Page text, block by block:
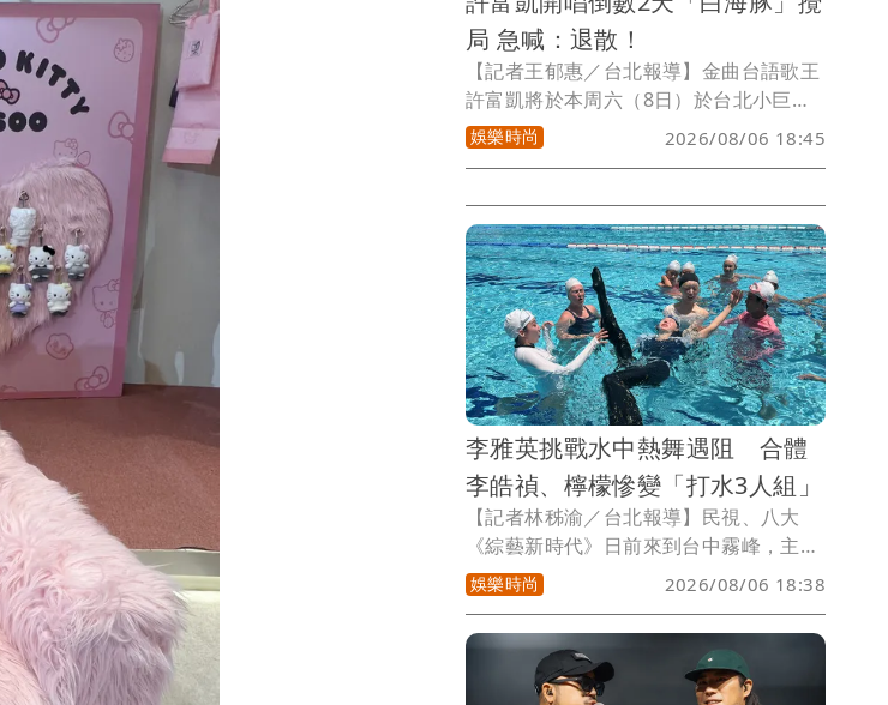
局 急喊：退散！
【記者王郁惠／台北報導】金曲台語歌王
許富凱將於本周六（8日）於台北小巨蛋
舉辦《一五一拾》演唱會，開唱倒數2天
他積極投入最後彩排，同時也緊盯颱風動
氣，笑說：「白海豚退散！」希望8月8日
父親節當天，所有人都能平安進場，共度
難忘回憶。
娛樂時尚 2026/08/06 18:45
李雅英挑戰水中熱舞遇阻 合體
李皓禎、檸檬慘變「打水3人組」
【記者林秭渝／台北報導】民視、八大
《綜藝新時代》日前來到台中霧峰，主持
人阿翔、楊繡惠、李雅英、檸檬以及藝人
來賓李晧禎在國立臺灣美術館開場，阿翔
分享這裡是全台最大的公立美術館，放眼
全亞洲也是數一數二的特色美術館。
娛樂時尚 2026/08/06 18:38